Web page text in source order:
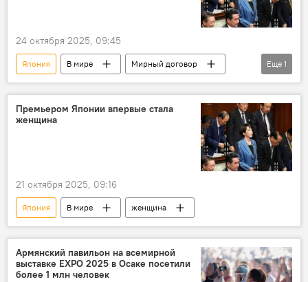
24 октября 2025, 09:45
Япония В мире
Мирный договор
Премьер
Еще 1
Премьером Японии впервые стала
женщина
21 октября 2025, 09:16
Япония В мире женщина
Армянский павильон на всемирной
выставке EXPO 2025 в Осаке посетили
более 1 млн человек